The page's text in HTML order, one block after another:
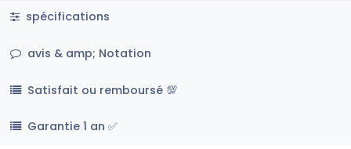
spécifications
avis & amp; Notation
Satisfait ou remboursé 💯
Garantie 1 an ✅